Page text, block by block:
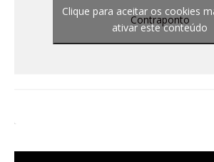
Contraponto
Clique para aceitar os cookies
ativar este conteúdo